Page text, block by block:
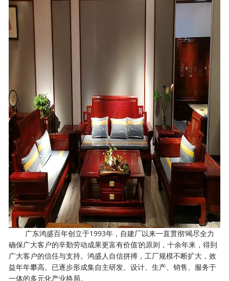
广东鸿盛百年创立于1993年，自建厂以来一直贯彻‘竭尽全力
确保广大客户的辛勤劳动成果更富有价值’的原则，十余年来，得到
广大客户的信任与支持。鸿盛人自信拼搏，工厂规模不断扩大，效
益年年攀高。已逐步形成集自主研发、设计、生产、销售、服务于
一体的多元化产业格局。